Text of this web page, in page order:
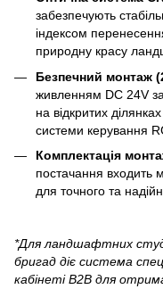
забезпечують
індексом
природну красу
Безпечний монтаж
живленням DC 24V
на відкритих
системи керування
Комплектація
постачання входить
для точного та
*Для ландшафтних
бригад діє система
кабінеті B2B для